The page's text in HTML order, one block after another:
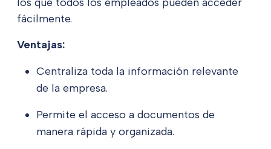
fácilmente.
Ventajas:
Centraliza toda la información relevante
de la empresa.
Permite el acceso a documentos de
manera rápida y organizada.